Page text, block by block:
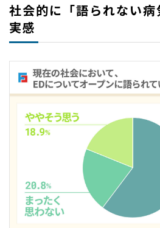
社会的に「語られない
実感